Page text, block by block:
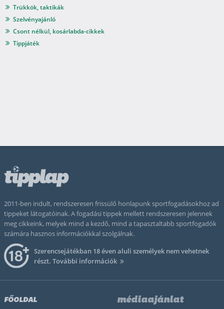
Trükkök, taktikák
Szelvényajánló
Csont nélkül, kosárlabda-cikkek
Tippjáték
2011-ben indult, rendszeresen frissülő honlapunk sportfogadásokhoz ad
tippeket látogatóinak. A fogadási tippek mellett rendszeresen jelennek
meg cikkeink, melyek mind a kezdő, mind a tapasztaltabb sportfogadók
számára hasznos információkkal szolgálnak.
Szerencsejátékban 18 éven aluli személyek nem vehetnek
részt. További információk
FŐOLDAL médiaajánlat